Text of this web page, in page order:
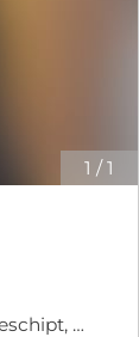
1 /1
2